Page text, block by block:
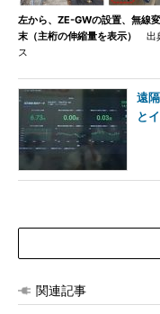
左から、ZE-GWの設置、無線
末（主桁の伸縮量を表示）
出
ス
遠
と
関連記事